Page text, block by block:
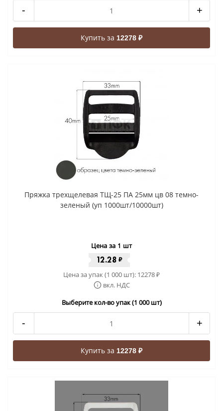
- +
Купить за 12278 ₽
Пряжка трехщелевая ТЩ-25 ПА 25мм цв 08 темно-
зеленый (уп 1000шт/10000шт)
Цена за 1 шт
12.28 ₽
Цена за упак (1 000 шт): 12278₽
вкл. НДС
Выберите кол-во упак (1 000 шт)
- +
Купить за 12278 ₽